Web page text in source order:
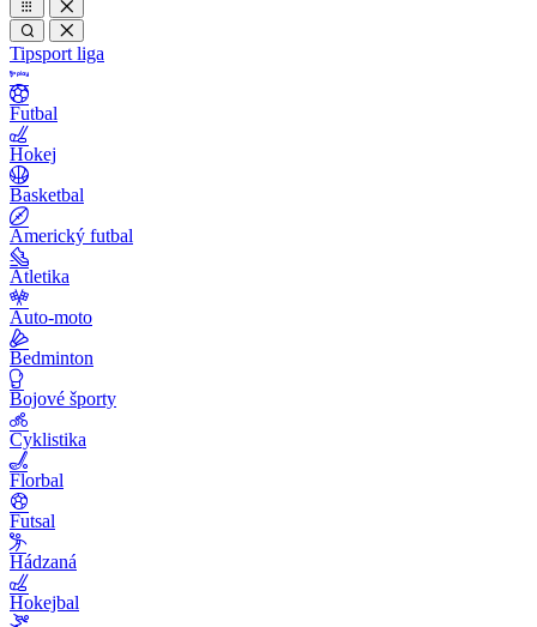
Tipsport liga
Futbal
Hokej
Basketbal
Americký futbal
Atletika
Auto-moto
Bedminton
Bojové športy
Cyklistika
Florbal
Futsal
Hádzaná
Hokejbal